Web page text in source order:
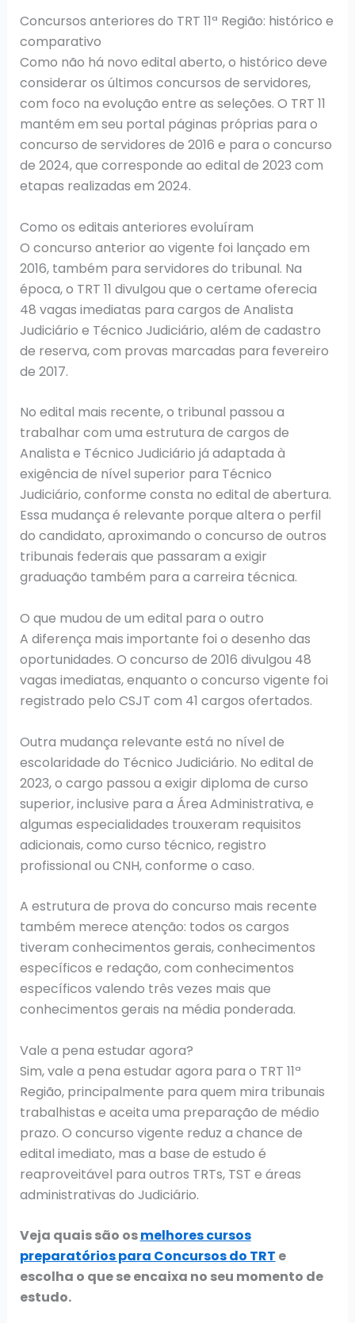
Concursos anteriores do TRT 11ª Região: histórico e
comparativo
Como não há novo edital aberto, o histórico deve
considerar os últimos concursos de servidores,
com foco na evolução entre as seleções. O TRT 11
mantém em seu portal páginas próprias para o
concurso de servidores de 2016 e para o concurso
de 2024, que corresponde ao edital de 2023 com
etapas realizadas em 2024.
Como os editais anteriores evoluíram
O concurso anterior ao vigente foi lançado em
2016, também para servidores do tribunal. Na
época, o TRT 11 divulgou que o certame oferecia
48 vagas imediatas para cargos de Analista
Judiciário e Técnico Judiciário, além de cadastro
de reserva, com provas marcadas para fevereiro
de 2017.
No edital mais recente, o tribunal passou a
trabalhar com uma estrutura de cargos de
Analista e Técnico Judiciário já adaptada à
exigência de nível superior para Técnico
Judiciário, conforme consta no edital de abertura.
Essa mudança é relevante porque altera o perfil
do candidato, aproximando o concurso de outros
tribunais federais que passaram a exigir
graduação também para a carreira técnica.
O que mudou de um edital para o outro
A diferença mais importante foi o desenho das
oportunidades. O concurso de 2016 divulgou 48
vagas imediatas, enquanto o concurso vigente foi
registrado pelo CSJT com 41 cargos ofertados.
Outra mudança relevante está no nível de
escolaridade do Técnico Judiciário. No edital de
2023, o cargo passou a exigir diploma de curso
superior, inclusive para a Área Administrativa, e
algumas especialidades trouxeram requisitos
adicionais, como curso técnico, registro
profissional ou CNH, conforme o caso.
A estrutura de prova do concurso mais recente
também merece atenção: todos os cargos
tiveram conhecimentos gerais, conhecimentos
específicos e redação, com conhecimentos
específicos valendo três vezes mais que
conhecimentos gerais na média ponderada.
Vale a pena estudar agora?
Sim, vale a pena estudar agora para o TRT 11ª
Região, principalmente para quem mira tribunais
trabalhistas e aceita uma preparação de médio
prazo. O concurso vigente reduz a chance de
edital imediato, mas a base de estudo é
reaproveitável para outros TRTs, TST e áreas
administrativas do Judiciário.
Veja quais são osmelhores cursos
preparatórios para Concursos do TRT e
escolha o que se encaixa no seu momento de
estudo.